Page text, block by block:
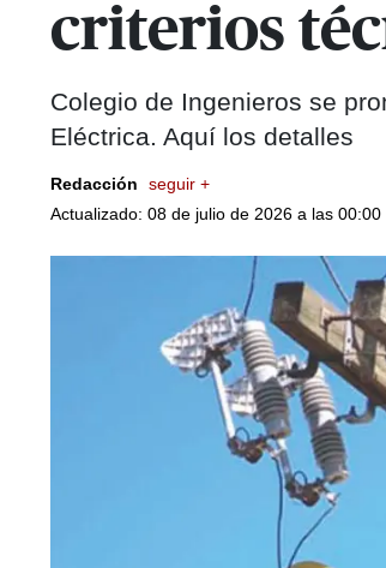
criterios
Colegio de Ingenieros se
Eléctrica. Aquí los detalles
Redacción
seguir +
Actualizado: 08 de julio de 2026 a las 00:00